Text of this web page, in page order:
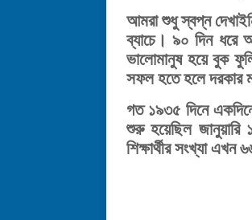
আমরা শুধু স্বপ্ন
ব্যাচে। ৯০ দিন ধরে
ভালোমানুষ হয়ে বুক
সফল হতে হলে দরকার
গত ১৯৩৫ দিনে
শুরু হয়েছিল
শিক্ষার্থীর সংখ্যা